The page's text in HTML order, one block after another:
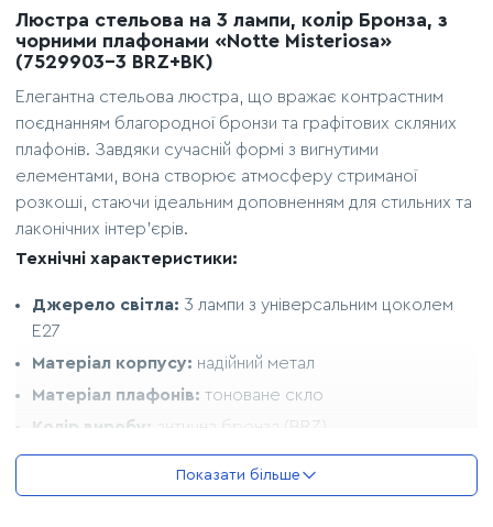
Люстра стельова на 3 лампи, колір Бронза, з
чорними плафонами «Notte Misteriosa»
(7529903-3 BRZ+BK)
Елегантна стельова люстра, що вражає контрастним
поєднанням благородної бронзи та графітових скляних
плафонів. Завдяки сучасній формі з вигнутими
елементами, вона створює атмосферу стриманої
розкоші, стаючи ідеальним доповненням для стильних та
лаконічних інтер'єрів.
Технічні характеристики:
Джерело світла: 3 лампи з універсальним цоколем
Е27
Матеріал корпусу: надійний метал
Матеріал плафонів: тоноване скло
Колір виробу: антична бронза (BRZ)
Колір плафонів:напівпрозорий чорний (BK)
Показати більше